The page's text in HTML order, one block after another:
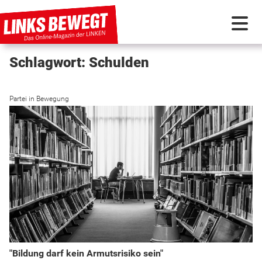
PARTEI IN BEWEGUNG
PROGRAMMDEBATTE
KUNSTSTOFF
DISKUSSIONSSTOFF
INTERNATIONAL
Schlagwort: Schulden
Partei in Bewegung
"Bildung darf kein Armutsrisiko sein"